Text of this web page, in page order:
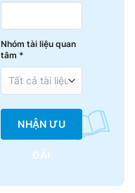
Nhóm tài liệu quan
tâm *
NHẬN ƯU
ĐÃI